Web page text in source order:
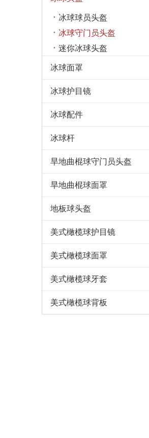
冰球球员头盔
冰球守门员头盔
迷你冰球头盔
冰球面罩
冰球护目镜
冰球配件
冰球杆
旱地曲棍球守门员头盔
旱地曲棍球面罩
地板球头盔
美式橄榄球护目镜
美式橄榄球面罩
美式橄榄球牙套
美式橄榄球背板